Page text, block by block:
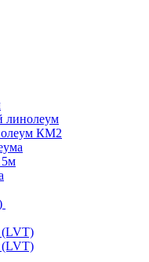
линолеум
КМ2
(LVT)
(LVT)